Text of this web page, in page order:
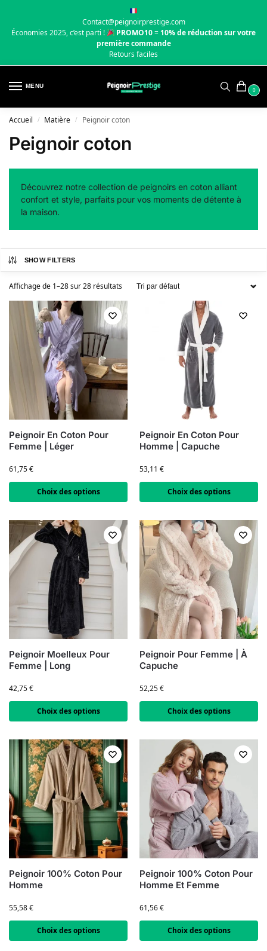
Contact@peignoirprestige.com
Économies 2025, c’est parti !
PROMO10=10% de réduction sur votre
première commande
Retours faciles
MENU
0
Accueil / Matière / Peignoir coton
Peignoir coton
Découvrez notre collection de peignoirs en coton alliant
confort et style, parfaits pour vos moments de détente à
la maison.
SHOW FILTERS
Affichage de 1–28 sur 28 résultats
Peignoir En Coton Pour
Femme | Léger
61,75€
Choix des options
Peignoir En Coton Pour
Homme | Capuche
53,11 €
Choix des options
Peignoir Moelleux Pour
Femme | Long
42,75€
Choix des options
Peignoir Pour Femme | À
Capuche
52,25€
Choix des options
Peignoir 100% Coton Pour
Homme
55,58€
Choix des options
Peignoir 100% Coton Pour
Homme Et Femme
61,56€
Choix des options